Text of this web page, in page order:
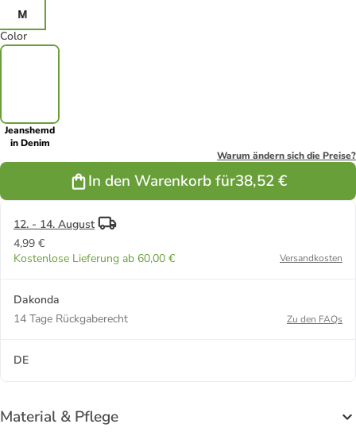
M
Color
Jeanshemd
in Denim
Warum ändern sich die Preise?
In den Warenkorb für38,52 €
12. - 14. August
4,99 €
Kostenlose Lieferung ab 60,00 €
Versandkosten
Dakonda
14 Tage Rückgaberecht
Zu den FAQs
DE
Material & Pflege